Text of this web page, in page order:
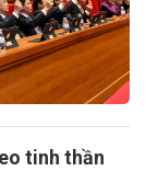
tinh thần